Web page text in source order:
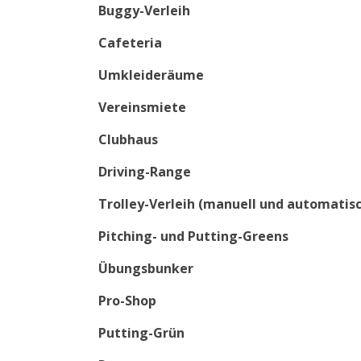
Buggy-Verleih
Cafeteria
Umkleideräume
Vereinsmiete
Clubhaus
Driving-Range
Trolley-Verleih (manuell und
Pitching- und Putting-Greens
Übungsbunker
Pro-Shop
Putting-Grün